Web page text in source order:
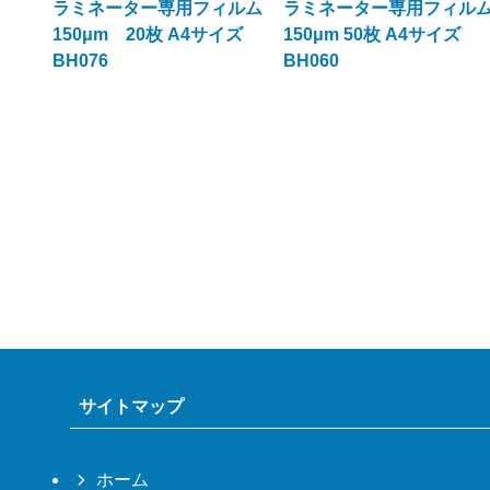
ラミネーター専用フィルム
150μm 20枚 A4サイズ
BH076
ラミネーター専用フィル
150μm 50枚 A4サイズ
BH060
サイトマップ
ホーム